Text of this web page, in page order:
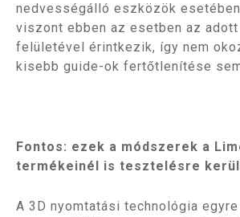
nedvességálló eszközök
viszont ebben az esetben az
felületével érintkezik, így nem
kisebb guide-ok fertőtlenítése
Fontos: ezek a módszerek a
termékeinél is tesztelésre
A 3D nyomtatási technológia egyre